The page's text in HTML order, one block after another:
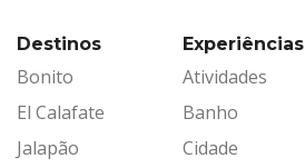
Destinos
Bonito
El Calafate
Jalapão
Experiências
Atividades
Banho
Cidade